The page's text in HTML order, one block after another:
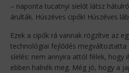
– naponta tucatnyi síelőt látsz
árulták. Húszéves cipők! Húszéves
Ezek a cipők rá vannak rögzítve az
technológiai fejlődés
síelés: nem annyira attól félek, hogy
ebben halnék meg. Még jó, hogy a